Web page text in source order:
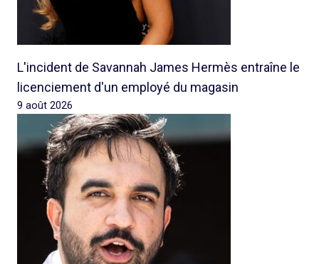
L'incident de Savannah James Hermès entraîne le
licenciement d'un employé du magasin
9 août 2026